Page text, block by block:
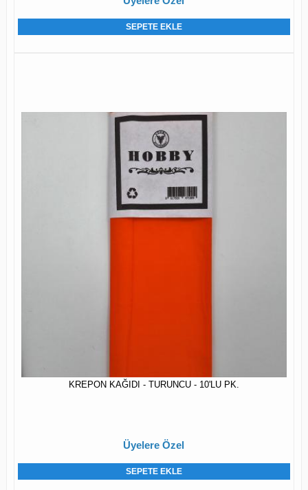
SEPETE EKLE
KREPON KAĞIDI - TURUNCU - 10'LU PK.
Üyelere Özel
SEPETE EKLE